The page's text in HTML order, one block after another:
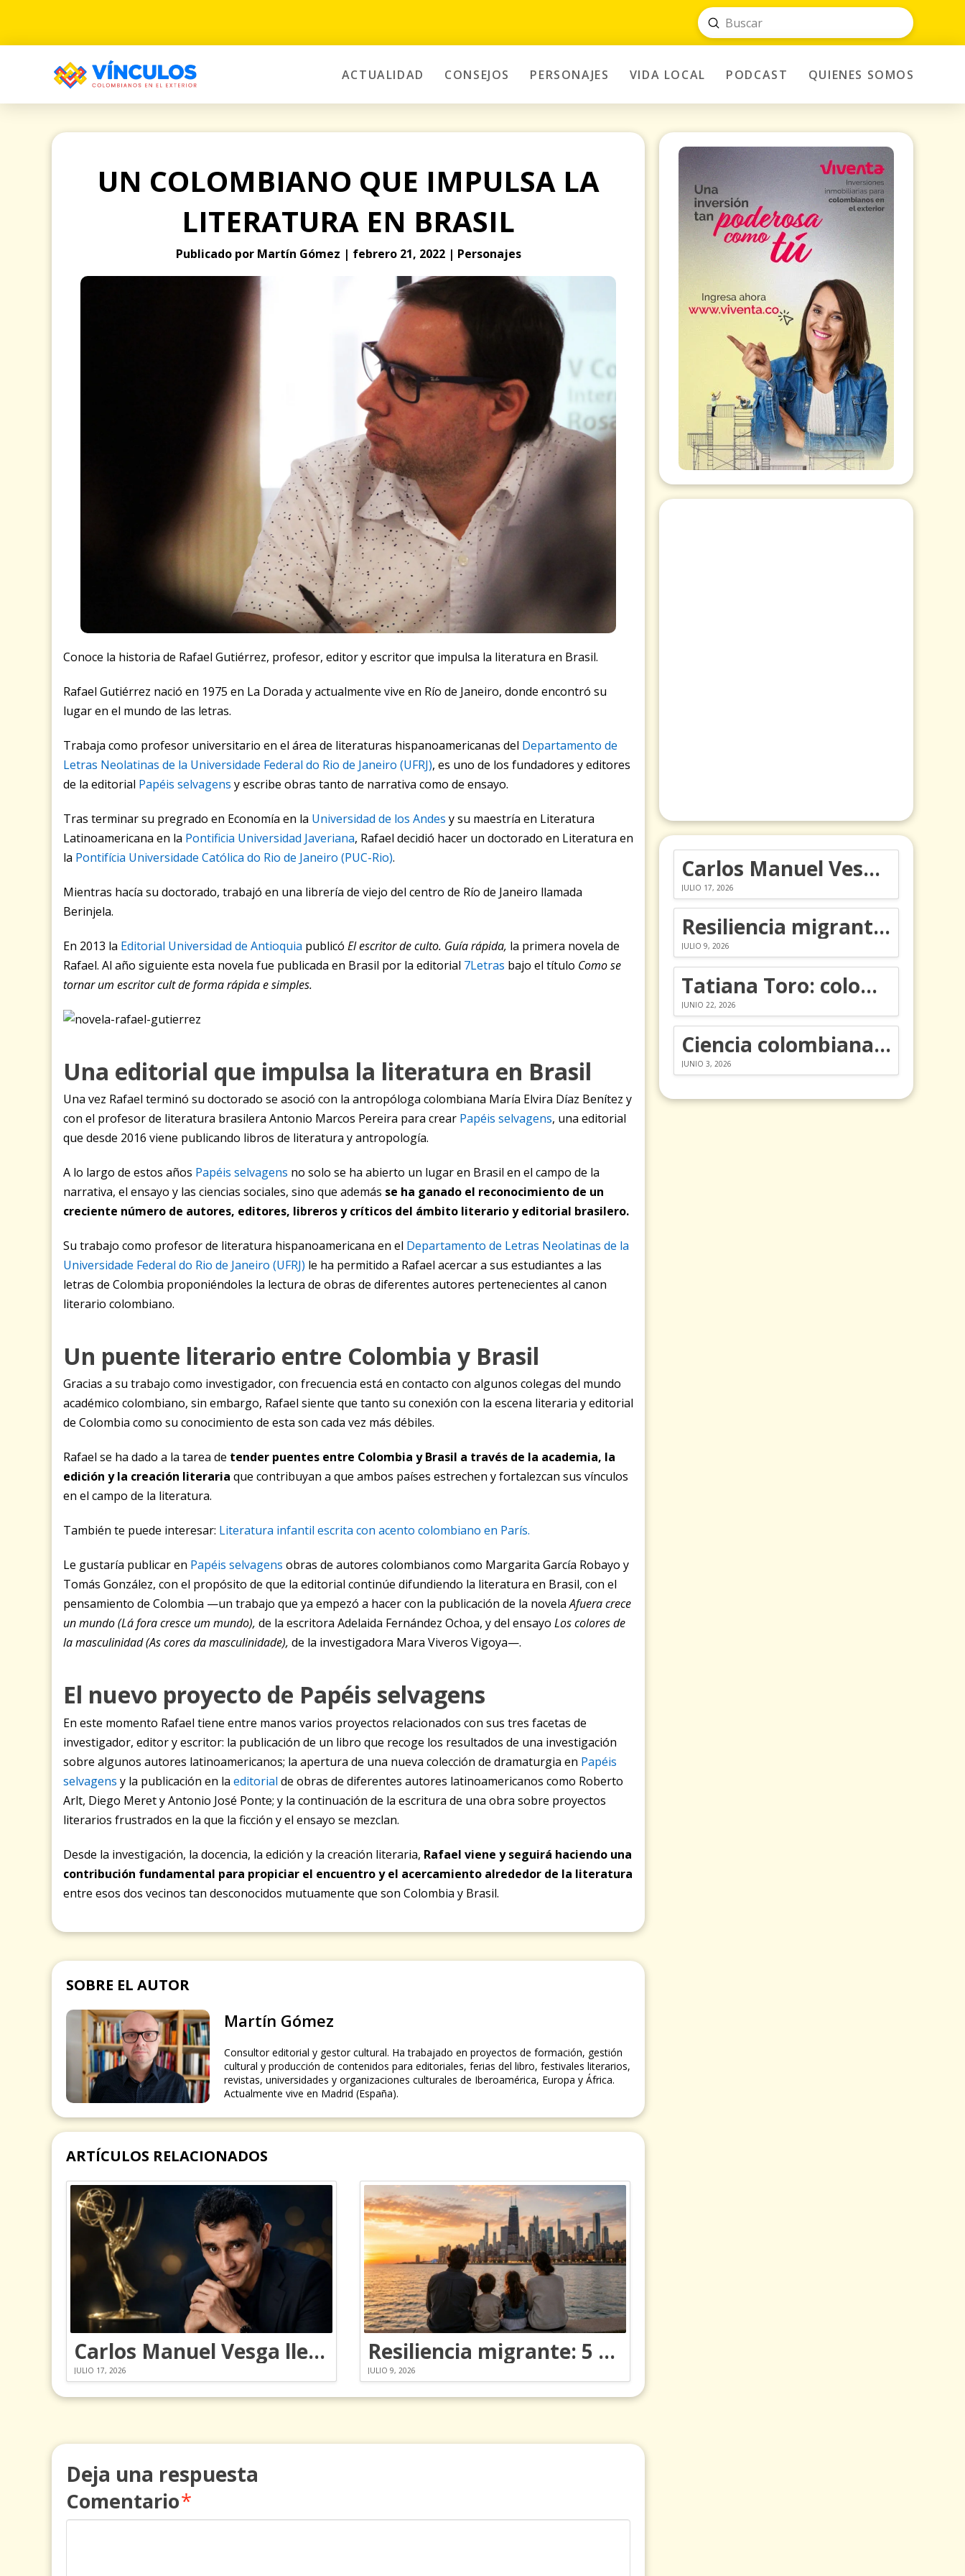
Search
Submit
ACTUALIDAD CONSEJOS PERSONAJES VIDA LOCAL PODCAST QUIENES SOMOS
UN COLOMBIANO QUE IMPULSA LA
LITERATURA EN BRASIL
Publicado por Martín Gómez | febrero 21, 2022 | Personajes
Conoce la historia de Rafael Gutiérrez, profesor, editor y escritor que impulsa la literatura en Brasil.
Rafael Gutiérrez nació en 1975 en La Dorada y actualmente vive en Río de Janeiro, donde encontró su
lugar en el mundo de las letras.
Trabaja como profesor universitario en el área de literaturas hispanoamericanas del Departamento de
Letras Neolatinas de la Universidade Federal do Rio de Janeiro (UFRJ), es uno de los fundadores y editores
de la editorial Papéis selvagens y escribe obras tanto de narrativa como de ensayo.
Tras terminar su pregrado en Economía en la Universidad de los Andes y su maestría en Literatura
Latinoamericana en la Pontificia Universidad Javeriana, Rafael decidió hacer un doctorado en Literatura en
la Pontifícia Universidade Católica do Rio de Janeiro (PUC-Rio).
Mientras hacía su doctorado, trabajó en una librería de viejo del centro de Río de Janeiro llamada
Berinjela.
En 2013 la Editorial Universidad de Antioquia publicó El escritor de culto. Guía rápida, la primera novela de
Rafael. Al año siguiente esta novela fue publicada en Brasil por la editorial 7Letras bajo el título Como se
tornar um escritor cult de forma rápida e simples.
Una editorial que impulsa la literatura en Brasil
Una vez Rafael terminó su doctorado se asoció con la antropóloga colombiana María Elvira Díaz Benítez y
con el profesor de literatura brasilera Antonio Marcos Pereira para crear Papéis selvagens, una editorial
que desde 2016 viene publicando libros de literatura y antropología.
A lo largo de estos años Papéis selvagens no solo se ha abierto un lugar en Brasil en el campo de la
narrativa, el ensayo y las ciencias sociales, sino que además se ha ganado el reconocimiento de un
creciente número de autores, editores, libreros y críticos del ámbito literario y editorial brasilero.
Su trabajo como profesor de literatura hispanoamericana en el Departamento de Letras Neolatinas de la
Universidade Federal do Rio de Janeiro (UFRJ) le ha permitido a Rafael acercar a sus estudiantes a las
letras de Colombia proponiéndoles la lectura de obras de diferentes autores pertenecientes al canon
literario colombiano.
Un puente literario entre Colombia y Brasil
Gracias a su trabajo como investigador, con frecuencia está en contacto con algunos colegas del mundo
académico colombiano, sin embargo, Rafael siente que tanto su conexión con la escena literaria y editorial
de Colombia como su conocimiento de esta son cada vez más débiles.
Rafael se ha dado a la tarea de tender puentes entre Colombia y Brasil a través de la academia, la
edición y la creación literaria que contribuyan a que ambos países estrechen y fortalezcan sus vínculos
en el campo de la literatura.
También te puede interesar: Literatura infantil escrita con acento colombiano en París.
Le gustaría publicar en Papéis selvagens obras de autores colombianos como Margarita García Robayo y
Tomás González, con el propósito de que la editorial continúe difundiendo la literatura en Brasil, con el
pensamiento de Colombia —un trabajo que ya empezó a hacer con la publicación de la novelaAfuera crece
un mundo(Lá fora cresce um mundo), de la escritora Adelaida Fernández Ochoa, y del ensayo Los colores de
la masculinidad(As cores da masculinidade), de la investigadora Mara Viveros Vigoya—.
El nuevo proyecto de Papéis selvagens
En este momento Rafael tiene entre manos varios proyectos relacionados con sus tres facetas de
investigador, editor y escritor: la publicación de un libro que recoge los resultados de una investigación
sobre algunos autores latinoamericanos; la apertura de una nueva colección de dramaturgia en Papéis
selvagens y la publicación en la editorial de obras de diferentes autores latinoamericanos como Roberto
Arlt, Diego Meret y Antonio José Ponte; y la continuación de la escritura de una obra sobre proyectos
literarios frustrados en la que la ficción y el ensayo se mezclan.
Desde la investigación, la docencia, la edición y la creación literaria, Rafael viene y seguirá haciendo una
contribución fundamental para propiciar el encuentro y el acercamiento alrededor de la literatura
entre esos dos vecinos tan desconocidos mutuamente que son Colombia y Brasil.
Carlos Manuel Vesga lleva el nombre de Colombia a los Emmy
JULIO 17, 2026
Resiliencia migrante: 5 emociones y cómo gestionarlas
JULIO 9, 2026
Tatiana Toro: colombiana que cambió la historia de las matemáticas
JUNIO 22, 2026
Ciencia colombiana en la revolución de los órganos en chips
JUNIO 3, 2026
SOBRE EL AUTOR
Martín Gómez
Consultor editorial y gestor cultural. Ha trabajado en proyectos de formación, gestión
cultural y producción de contenidos para editoriales, ferias del libro, festivales literarios,
revistas, universidades y organizaciones culturales de Iberoamérica, Europa y África.
Actualmente vive en Madrid (España).
ARTÍCULOS RELACIONADOS
Carlos Manuel Vesga lleva el nombre de Colombia a los Emmy
JULIO 17, 2026
Resiliencia migrante: 5 emociones y cómo gestionarlas
JULIO 9, 2026
Deja una respuesta
Comentario*